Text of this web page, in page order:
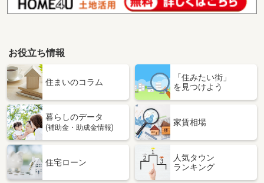
お役立ち情報
住まいのコラム
「住みたい街」
を見つけよう
暮らしのデータ
(補助金・助成金情報)
家賃相場
住宅ローン
人気タウン
ランキング